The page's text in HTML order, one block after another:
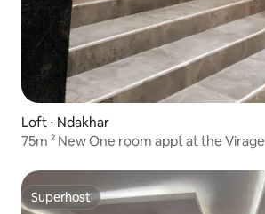
Loft ⋅ Ndakhar
75m ² New One room appt at the Virage
Superhost
Superhost